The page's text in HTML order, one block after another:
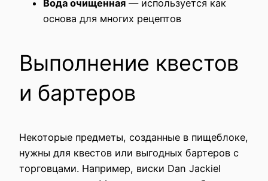
Вода очищенная — используется как
основа для многих рецептов
Выполнение квестов
и бартеров
Некоторые предметы, созданные в пищеблоке,
нужны для квестов или выгодных бартеров с
торговцами. Например, виски Dan Jackiel